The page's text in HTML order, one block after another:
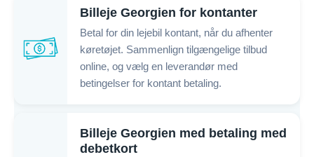
Billeje Georgien for kontanter
Betal for din lejebil kontant, når du afhenter
køretøjet. Sammenlign tilgængelige tilbud
online, og vælg en leverandør med
betingelser for kontant betaling.
Billeje Georgien med betaling med
debetkort